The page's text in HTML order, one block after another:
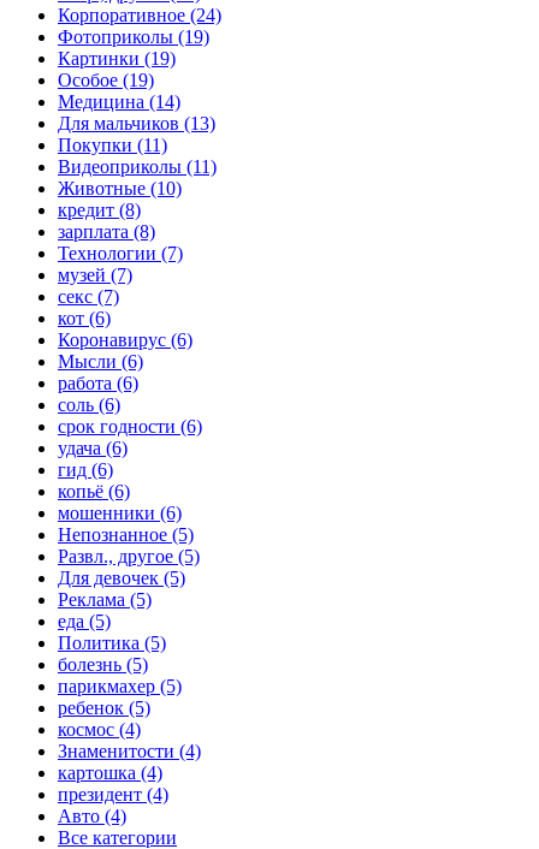
Корпоративное (24)
Фотоприколы (19)
Картинки (19)
Особое (19)
Медицина (14)
Для мальчиков (13)
Покупки (11)
Видеоприколы (11)
Животные (10)
кредит (8)
зарплата (8)
Технологии (7)
музей (7)
секс (7)
кот (6)
Коронавирус (6)
Мысли (6)
работа (6)
соль (6)
срок годности (6)
удача (6)
гид (6)
копьё (6)
мошенники (6)
Непознанное (5)
Развл., другое (5)
Для девочек (5)
Реклама (5)
еда (5)
Политика (5)
болезнь (5)
парикмахер (5)
ребенок (5)
космос (4)
Знаменитости (4)
картошка (4)
президент (4)
Авто (4)
Все категории